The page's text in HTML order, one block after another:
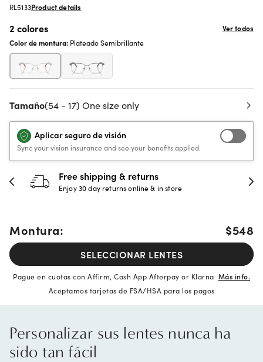
RL5133Product details
2 colores
Ver todos
Color de montura: Plateado Semibrillante
Tamaño(54 - 17) One size only
Aplicar seguro de visión
Sync your vision insurance and see your benefits applied.
& returns
day returns online & in store
30-day
Full
Montura: $548
SELECCIONAR LENTES
Pague en cuotas con Affirm, Cash App Afterpay or Klarna Más info.
Aceptamos tarjetas de FSA/HSA para los pagos
Personalizar sus lentes nunca ha
sido tan fácil